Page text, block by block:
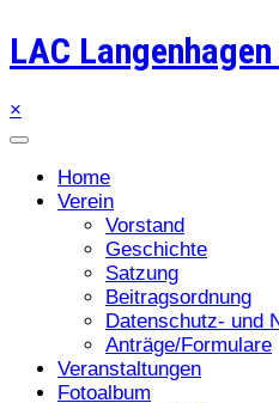
LAC Langenhagen
×
Home
Verein
Vorstand
Geschichte
Satzung
Beitragsordnung
Datenschutz- und
Anträge/Formulare
Veranstaltungen
Fotoalbum